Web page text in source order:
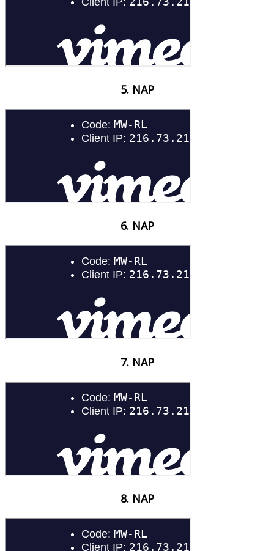
5. NAP
6. NAP
7. NAP
8. NAP